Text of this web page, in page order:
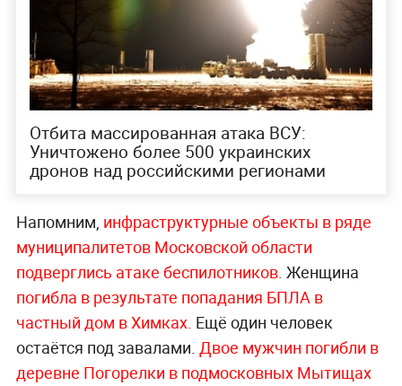
Отбита массированная атака ВСУ:
Уничтожено более 500 украинских
дронов над российскими регионами
Напомним, инфраструктурные объекты в ряде
муниципалитетов Московской области
подверглись атаке беспилотников. Женщина
погибла в результате попадания БПЛА в
частный дом в Химках. Ещё один человек
остаётся под завалами. Двое мужчин погибли в
деревне Погорелки в подмосковных Мытищах